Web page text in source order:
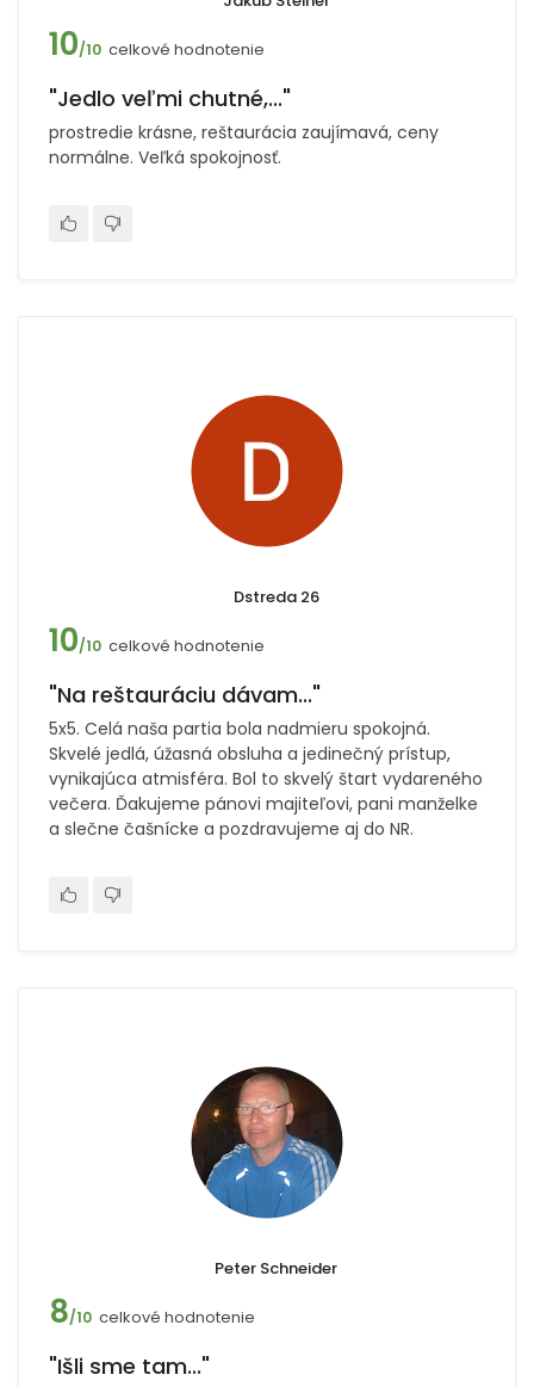
10/10 celkové hodnotenie
"Jedlo veľmi chutné,..."
prostredie krásne, reštaurácia zaujímavá, ceny
normálne. Veľká spokojnosť.
Dstreda 26
10/10 celkové hodnotenie
"Na reštauráciu dávam..."
5x5. Celá naša partia bola nadmieru spokojná.
Skvelé jedlá, úžasná obsluha a jedinečný prístup,
vynikajúca atmisféra. Bol to skvelý štart vydareného
večera. Ďakujeme pánovi majiteľovi, pani manželke
a slečne čašnícke a pozdravujeme aj do NR.
Peter Schneider
8/10 celkové hodnotenie
"Išli sme tam..."